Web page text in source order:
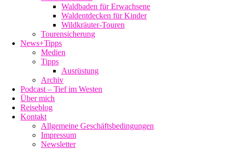
Waldbaden für Erwachsene
Waldentdecken für Kinder
Wildkräuter-Touren
Tourensicherung
News+Tipps
Medien
Tipps
Ausrüstung
Archiv
Podcast – Tief im Westen
Über mich
Reiseblog
Kontakt
Allgemeine Geschäftsbedingungen
Impressum
Newsletter